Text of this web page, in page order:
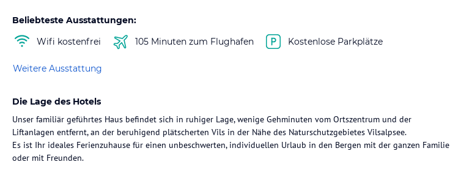
Beliebteste Ausstattungen:
Wifi kostenfrei
105 Minuten zum Flughafen Kostenlose Parkplätze
Weitere Ausstattung
Die Lage des Hotels
Unser familiär geführtes Haus befindet sich in ruhiger Lage, wenige Gehminuten vom Ortszentrum und der
Liftanlagen entfernt, an der beruhigend plätscherten Vils in der Nähe des Naturschutzgebietes Vilsalpsee.
Es ist Ihr ideales Ferienzuhause für einen unbeschwerten, individuellen Urlaub in den Bergen mit der ganzen Familie
oder mit Freunden.